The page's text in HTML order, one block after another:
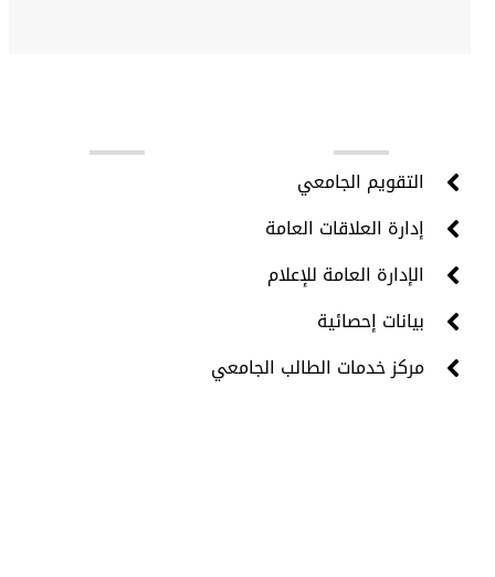
التقويم الجامعي
إدارة العلاقات العامة
الإدارة العامة للإعلام
بيانات إحصائية
مركز خدمات الطالب الجامعي